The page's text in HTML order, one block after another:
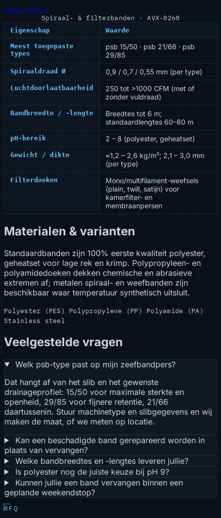
spec.json ↗
Spiraal- & filterbanden · AVX-0260
Eigenschap Waarde
Meest toegepaste
types
psb 15/50 · psb 21/66 · psb
29/85
Spiraaldraad Ø 0,9 / 0,7 / 0,55 mm (per type)
Luchtdoorlaatbaarheid
250 tot >1000 CFM (met of
zonder vuldraad)
Bandbreedte / -lengte
Breedtes tot 6 m;
standaardlengtes 60–80 m
pH-bereik 2 – 8 (polyester, geheatset)
Gewicht / dikte
≈1,2 – 2,6 kg/m²; 2,1 – 3,0 mm
(per type)
Filterdoeken
Mono/multifilament-weefsels
(plain, twill, satijn) voor
kamerfilter- en
membraanpersen
Materialen & varianten
Standaardbanden zijn 100% eerste kwaliteit polyester,
geheatset voor lage rek en krimp. Polypropyleen- en
polyamidedoeken dekken chemische en abrasieve
extremen af; metalen spiraal- en weefbanden zijn
beschikbaar waar temperatuur synthetisch uitsluit.
Polyester (PES) Polypropylene (PP) Polyamide (PA)
Stainless steel
Veelgestelde vragen
Welk psb-type past op mijn zeefbandpers?
Dat hangt af van het slib en het gewenste
drainageprofiel: 15/50 voor maximale sterkte en
openheid, 29/85 voor fijnere retentie, 21/66
daartussenin. Stuur machinetype en slibgegevens en wij
maken de maat, of we meten op locatie.
Kan een beschadigde band gerepareerd worden in
plaats van vervangen?
Welke bandbreedtes en -lengtes leveren jullie?
Is polyester nog de juiste keuze bij pH 9?
Kunnen jullie een band vervangen binnen een
geplande weekendstop?
RFQ